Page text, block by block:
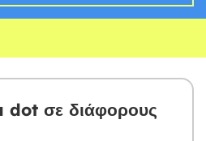
dot σε διάφορους